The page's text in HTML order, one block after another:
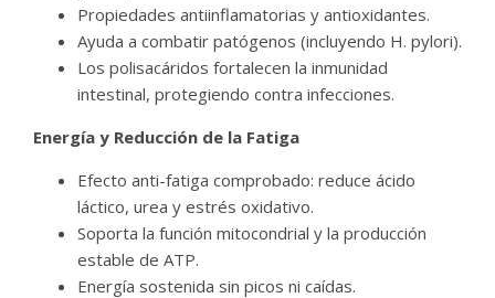
Propiedades antiinflamatorias y antioxidantes.
Ayuda a combatir patógenos (incluyendo H. pylori).
Los polisacáridos fortalecen la inmunidad
intestinal, protegiendo contra infecciones.
Energía y Reducción de la Fatiga
Efecto anti-fatiga comprobado: reduce ácido
láctico, urea y estrés oxidativo.
Soporta la función mitocondrial y la producción
estable de ATP.
Energía sostenida sin picos ni caídas.